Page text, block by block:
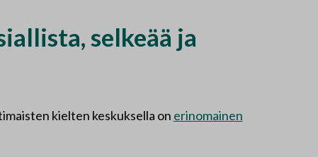
selkeää ja
kielten keskuksella on erinomainen